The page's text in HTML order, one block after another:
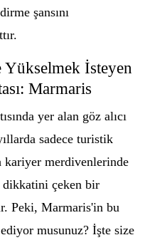
şansını
İsteyen
Marmaris
yer alan göz alıcı
sadece turistik
kariyer merdivenlerinde
dikkatini çeken bir
Peki, Marmaris'in bu
musunuz? İşte size